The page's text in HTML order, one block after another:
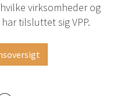
virksomheder og
tilsluttet sig VPP.